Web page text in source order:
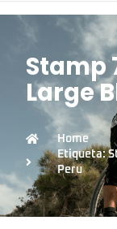
Stamp
Large
Home
Etiqueta:
Peru